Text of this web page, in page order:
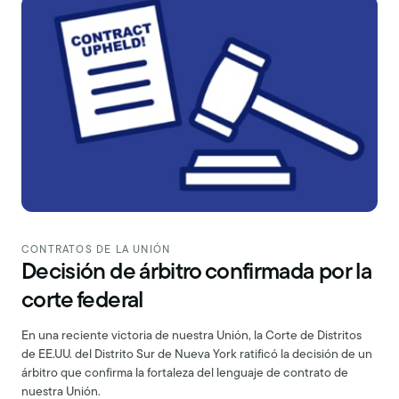
CONTRATOS DE LA UNIÓN
Decisión de árbitro confirmada por la
corte federal
En una reciente victoria de nuestra Unión, la Corte de Distritos
de EE.UU. del Distrito Sur de Nueva York ratificó la decisión de un
árbitro que confirma la fortaleza del lenguaje de contrato de
nuestra Unión.